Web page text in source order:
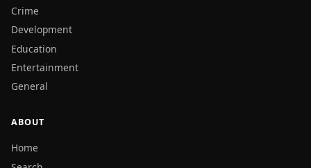
Crime
Development
Education
Entertainment
General
ABOUT
Home